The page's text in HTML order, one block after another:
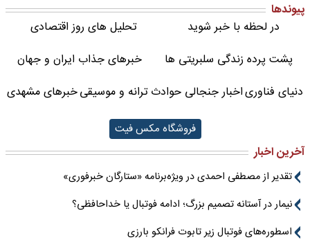
پیوندها
در لحظه با خبر شوید
تحلیل های روز اقتصادی
پشت پرده زندگی سلبریتی ها
خبرهای جذاب ایران و جهان
دنیای فناوریاخبار جنجالی حوادثترانه و موسیقیخبرهای مشهدی
فروشگاه مکس فیت
آخرین اخبار
تقدیر از مصطفی احمدی در ویژه‌برنامه «ستارگان خبرفوری»
نیمار در آستانه تصمیم بزرگ؛ ادامه فوتبال یا خداحافظی؟
اسطوره‌های فوتبال زیر تابوت فرانکو بارزی